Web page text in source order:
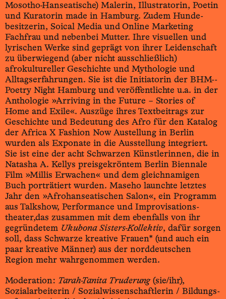
Mosotho-­Hanseatische) Malerin, Illustratorin, Poetin
und Kuratorin made in Hamburg. Zudem Hunde­
besitzerin, Soical Media und Online Marketing
Fachfrau und nebenbei Mutter. Ihre visuellen und
lyrischen Werke sind geprägt von ihrer Leidenschaft
zu überwiegend (aber nicht ausschließlich)
afrokultureller Geschichte und Mythologie und
Alltags­erfahrungen. Sie ist die Initiatorin der BHM-­
Poetry Night Hamburg und veröffentlichte u.a. in der
Anthologie »Arriving in the Future – Stories of
Home and Exile«. Auszüge ihres Textbeitrags zur
Geschichte und Bedeutung des Afro für den Katalog
der Africa X Fashion Now Austellung in Berlin
wurden als Exponate in die Ausstellung integriert.
Sie ist eine der acht Schwarzen Künstlerinnen, die in
Natasha A. Kellys preisge­kröntem Berlin Biennale
Film »Millis Erwachen« und dem gleichnamigen
Buch porträtiert wurden. Maseho launchte letztes
Jahr den »Afro­hanseatischen Salon«, ein Programm
aus Talkshow, Performance und Improvisations­
theater,das zusammen mit dem ebenfalls von ihr
gegründetem Ukubona Sisters-­Kollektiv, dafür sorgen
soll, dass Schwarze kreative Frauen* (und auch ein
paar kreative Männer) aus der nord­deutschen
Region mehr wahrgenommen werden.
Moderation: Tarah-Tanita Truderung(sie/ihr),
Sozialarbeiterin / Sozial­wissenschaftlerin / Bildungs­